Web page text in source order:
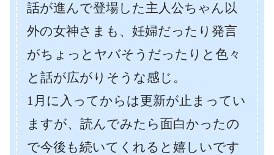
話が進んで登場した主人公ちゃん以
外の女神さまも、妊婦だったり発言
がちょっとヤバそうだったりと色々
と話が広がりそうな感じ。
1月に入ってからは更新が止まってい
ますが、読んでみたら面白かったの
で今後も続いてくれると嬉しいです